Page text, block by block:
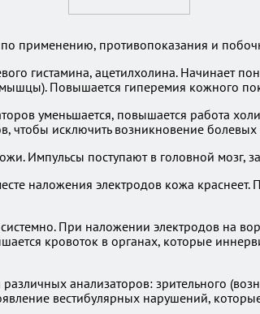
по применению, противопоказания и
гистамина, ацетилхолина. Начинает
Повышается гиперемия кожного
уменьшается, повышается работа
чтобы исключить возникновение
Импульсы поступают в головной мозг,
наложения электродов кожа
При наложении электродов на
кровоток в органах, которые
анализаторов: зрительного
вестибулярных нарушений,